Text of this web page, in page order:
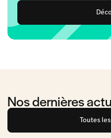
Nos dernières
Toutes